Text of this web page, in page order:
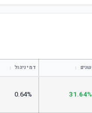
↕ דמי ניהול ↕
31.64%
0.64%